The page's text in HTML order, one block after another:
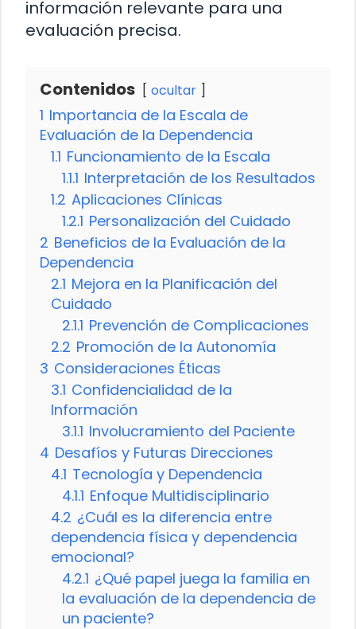
información relevante para una
evaluación precisa.
Contenidos ocultar
1 Importancia de la Escala de
Evaluación de la Dependencia
1.1 Funcionamiento de la Escala
1.1.1 Interpretación de los Resultados
1.2 Aplicaciones Clínicas
1.2.1 Personalización del Cuidado
2 Beneficios de la Evaluación de la
Dependencia
2.1 Mejora en la Planificación del
Cuidado
2.1.1 Prevención de Complicaciones
2.2 Promoción de la Autonomía
3 Consideraciones Éticas
3.1 Confidencialidad de la
Información
3.1.1 Involucramiento del Paciente
4 Desafíos y Futuras Direcciones
4.1 Tecnología y Dependencia
4.1.1 Enfoque Multidisciplinario
4.2 ¿Cuál es la diferencia entre
dependencia física y dependencia
emocional?
4.2.1 ¿Qué papel juega la familia en
la evaluación de la dependencia de
un paciente?